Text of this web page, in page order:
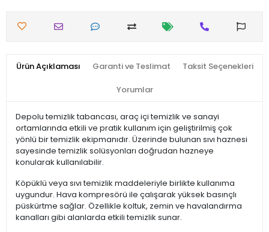
Ürün Açıklaması Garanti ve Teslimat Taksit Seçenekleri
Yorumlar
Depolu temizlik tabancası, araç içi temizlik ve sanayi
ortamlarında etkili ve pratik kullanım için geliştirilmiş çok
yönlü bir temizlik ekipmanıdır. Üzerinde bulunan sıvı haznesi
sayesinde temizlik solüsyonları doğrudan hazneye
konularak kullanılabilir.
Köpüklü veya sıvı temizlik maddeleriyle birlikte kullanıma
uygundur. Hava kompresörü ile çalışarak yüksek basınçlı
püskürtme sağlar. Özellikle koltuk, zemin ve havalandırma
kanalları gibi alanlarda etkili temizlik sunar.